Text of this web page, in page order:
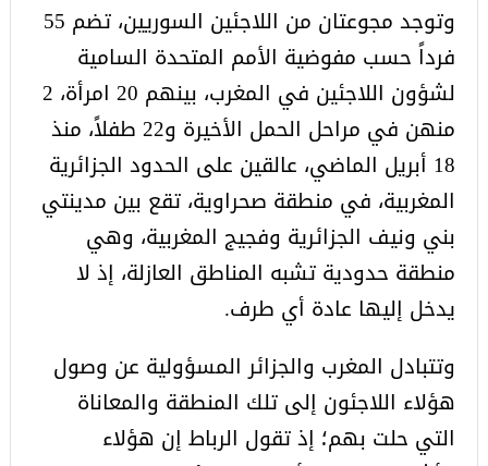
وتوجد مجوعتان من اللاجئين السوريين، تضم 55
فرداً حسب مفوضية الأمم المتحدة السامية
لشؤون اللاجئين في المغرب، بينهم 20 امرأة، 2
منهن في مراحل الحمل الأخيرة و22 طفلاً، منذ
18 أبريل الماضي، عالقين على الحدود الجزائرية
المغربية، في منطقة صحراوية، تقع بين مدينتي
بني ونيف الجزائرية وفجيج المغربية، وهي
منطقة حدودية تشبه المناطق العازلة، إذ لا
يدخل إليها عادة أي طرف.
وتتبادل المغرب والجزائر المسؤولية عن وصول
هؤلاء اللاجئون إلى تلك المنطقة والمعاناة
التي حلت بهم؛ إذ تقول الرباط إن هؤلاء